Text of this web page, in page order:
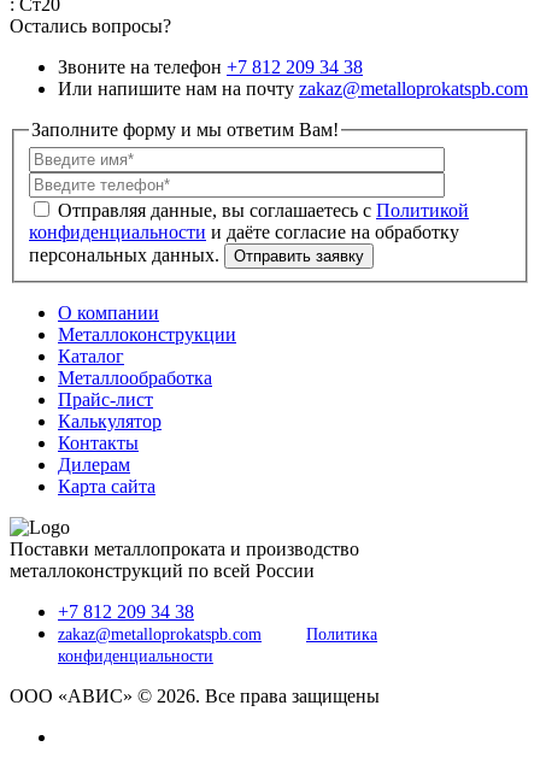
Остались вопросы?
Звоните на телефон +7 812 209 34 38
Или напишите нам на почту zakaz@metalloprokatspb.com
Заполните форму и мы ответим Вам!
Политикой
конфиденциальности
О компании
Металлоконструкции
Каталог
Металлообработка
Прайс-лист
Калькулятор
Контакты
Дилерам
Карта сайта
Поставки металлопроката и производство
металлоконструкций по всей России
+7 812 209 34 38
zakaz@metalloprokatspb.com
Политика
конфиденциальности
ООО «АВИС» © 2026. Все права защищены